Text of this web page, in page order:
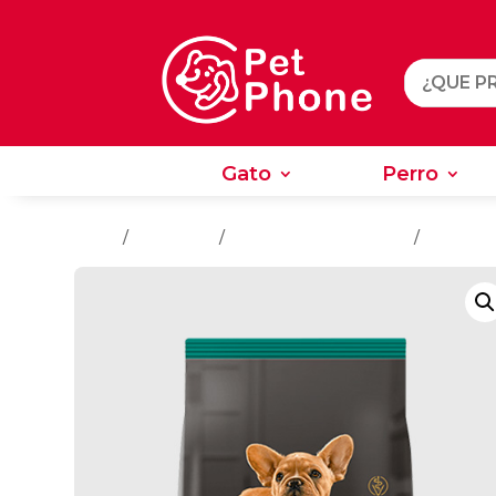
Gato Perro
/ / /